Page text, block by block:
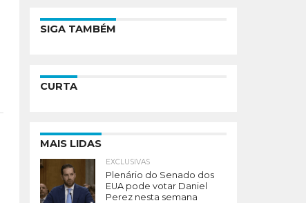
SIGA TAMBÉM
CURTA
MAIS LIDAS
EXCLUSIVAS
Plenário do Senado dos
EUA pode votar Daniel
Perez nesta semana